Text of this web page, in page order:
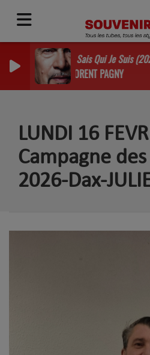
Je Sais Qui Je Suis
FLORENT PAGNY
LUNDI 16
Campagne
2026-Dax-